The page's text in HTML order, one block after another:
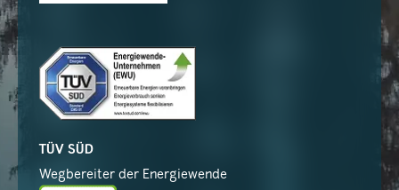
TÜV SÜD
Wegbereiter der Energiewende